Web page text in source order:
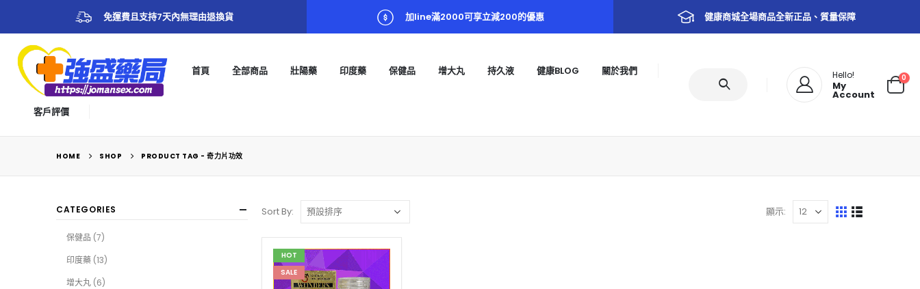
免運費且支持7天內無理由退換貨 加line滿2000可享立減200的優惠 健康商城全場商品全新正品、質量保障
首頁 全部商品 壯陽藥 印度藥 保健品 增大丸 持久液 健康BLOG 關於我們
客戶評價
Hello!
My
Account
0
HOME SHOP PRODUCT TAG - 奇力片功效
Sort By: 顯示:
HOT
SALE
CATEGORIES
保健品 (7)
印度藥 (13)
增大丸 (6)